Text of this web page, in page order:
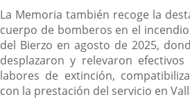
La Memoria también recoge la
cuerpo de bomberos en el
del Bierzo en agosto de 2025,
desplazaron y relevaron
labores de extinción,
con la prestación del servicio en